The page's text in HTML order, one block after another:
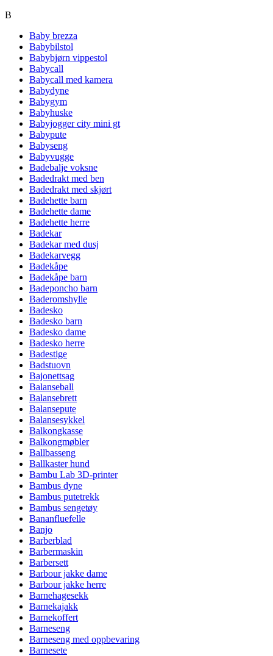
B
Baby brezza
Babybilstol
Babybjørn vippestol
Babycall
Babycall med kamera
Babydyne
Babygym
Babyhuske
Babyjogger city mini gt
Babypute
Babyseng
Babyvugge
Badebalje voksne
Badedrakt med ben
Badedrakt med skjørt
Badehette barn
Badehette dame
Badehette herre
Badekar
Badekar med dusj
Badekarvegg
Badekåpe
Badekåpe barn
Badeponcho barn
Baderomshylle
Badesko
Badesko barn
Badesko dame
Badesko herre
Badestige
Badstuovn
Bajonettsag
Balanseball
Balansebrett
Balansepute
Balansesykkel
Balkongkasse
Balkongmøbler
Ballbasseng
Ballkaster hund
Bambu Lab 3D-printer
Bambus dyne
Bambus putetrekk
Bambus sengetøy
Bananfluefelle
Banjo
Barberblad
Barbermaskin
Barbersett
Barbour jakke dame
Barbour jakke herre
Barnehagesekk
Barnekajakk
Barnekoffert
Barneseng
Barneseng med oppbevaring
Barnesete